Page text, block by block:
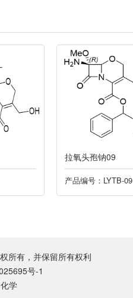
拉氧头孢钠09
产品编号：LYTB-09
所有，并保留所有权利
号-1
学